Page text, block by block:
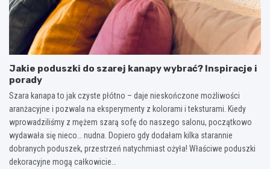
Jakie poduszki do szarej kanapy wybrać? Inspiracje i
porady
Szara kanapa to jak czyste płótno – daje nieskończone możliwości
aranżacyjne i pozwala na eksperymenty z kolorami i teksturami. Kiedy
wprowadziliśmy z mężem szarą sofę do naszego salonu, początkowo
wydawała się nieco… nudna. Dopiero gdy dodałam kilka starannie
dobranych poduszek, przestrzeń natychmiast ożyła! Właściwe poduszki
dekoracyjne mogą całkowicie…